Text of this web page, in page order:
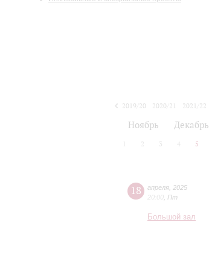
2019/20
2020/21 2021/22
Ноябрь Декабрь
2 3 4 5
18 апреля 2025
20:00 Пт
Большой зал